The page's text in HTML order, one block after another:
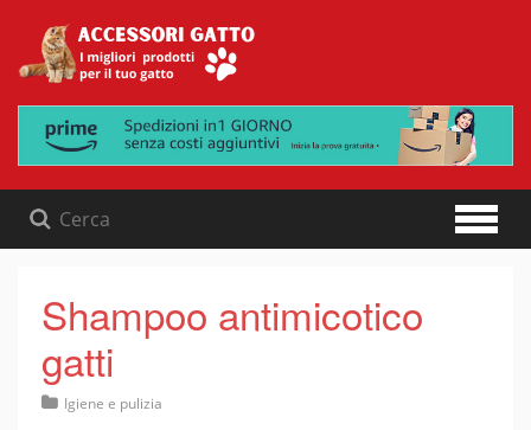
content
Shampoo antimicotico
gatti
Igiene e pulizia